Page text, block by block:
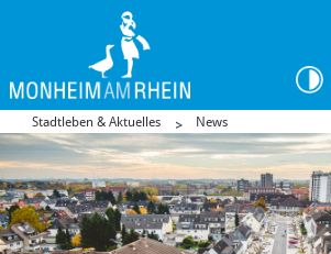
Stadtleben & Aktuelles News